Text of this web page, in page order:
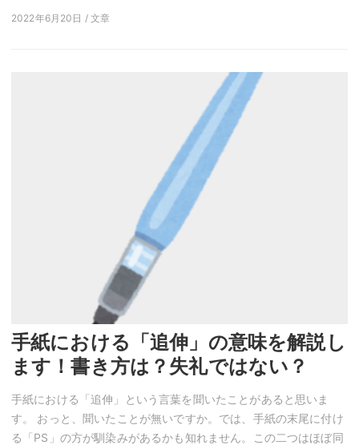
2022年6月20日 / 文章
手紙における「追伸」の意味を解説し
ます！書き方は？失礼ではない？
手紙における「追伸」という言葉を聞いたことがあると思いま
す。 おっと、聞いたことが無いですか。では、手紙の末尾に付け
る「PS」の方が馴染みがあるかも知れません。この二つはほぼ同